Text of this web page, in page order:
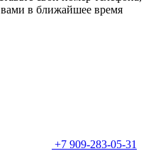
в ближайшее время
+7 909-283-05-31